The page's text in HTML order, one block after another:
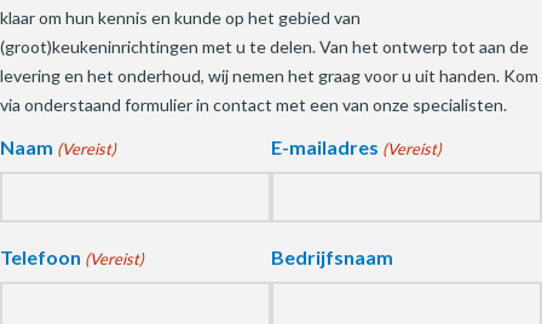
klaar om hun kennis en kunde op het gebied van
(groot)keukeninrichtingen met u te delen. Van het ontwerp tot aan de
levering en het onderhoud, wij nemen het graag voor u uit handen. Kom
via onderstaand formulier in contact met een van onze specialisten.
Naam (Vereist) E-mailadres (Vereist)
Telefoon (Vereist) Bedrijfsnaam